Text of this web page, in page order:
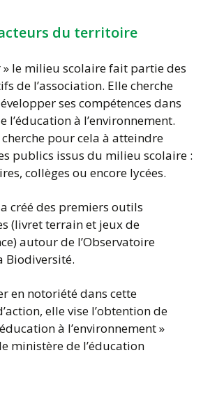
du territoire
» le milieu scolaire fait partie des
de l’association. Elle cherche
ses compétences dans
l’éducation à l’environnement.
cherche pour cela à atteindre
publics issus du milieu scolaire :
collèges ou encore lycées.
créé des premiers outils
(livret terrain et jeux de
autour de l’Observatoire
Biodiversité.
en notoriété dans cette
elle vise l’obtention de
à l’environnement »
ministère de l’éducation